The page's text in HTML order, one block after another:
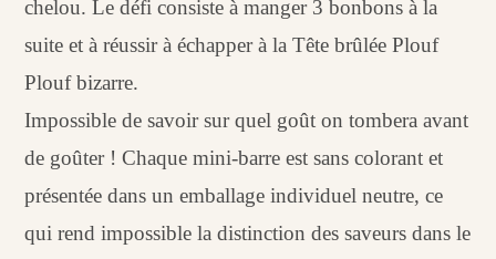
chelou. Le défi consiste à manger 3 bonbons à la
suite et à réussir à échapper à la Tête brûlée Plouf
Plouf bizarre.
Impossible de savoir sur quel goût on tombera avant
de goûter ! Chaque mini-barre est sans colorant et
présentée dans un emballage individuel neutre, ce
qui rend impossible la distinction des saveurs dans le